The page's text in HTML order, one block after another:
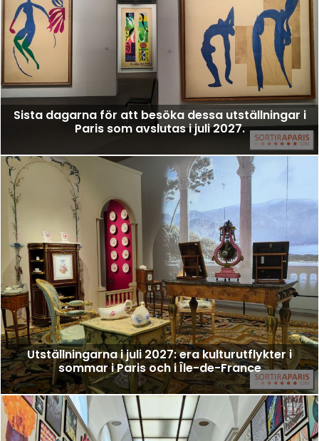
Sista dagarna för att besöka dessa utställningar i
Paris som avslutas i juli 2027.
Utställningarna i juli 2027: era kulturutflykter i
sommar i Paris och i Île-de-France